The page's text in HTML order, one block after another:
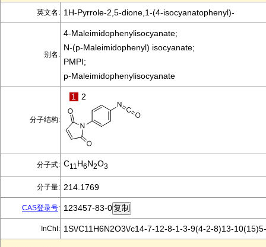
英文名: 1H-Pyrrole-2,5-dione,1-(4-isocyanatophenyl)-
别名:
4-Maleimidophenylisocyanate;
N-(p-Maleimidophenyl) isocyanate;
PMPI;
p-Maleimidophenylisocyanate
分子结构:
1 2
分子式: C11 H6N2O3
分子量: 214.1769
CAS登录号: 123457-83-0
InChI: 1S\/C11H6N2O3\/c14-7-12-8-1-3-9(4-2-8)13-